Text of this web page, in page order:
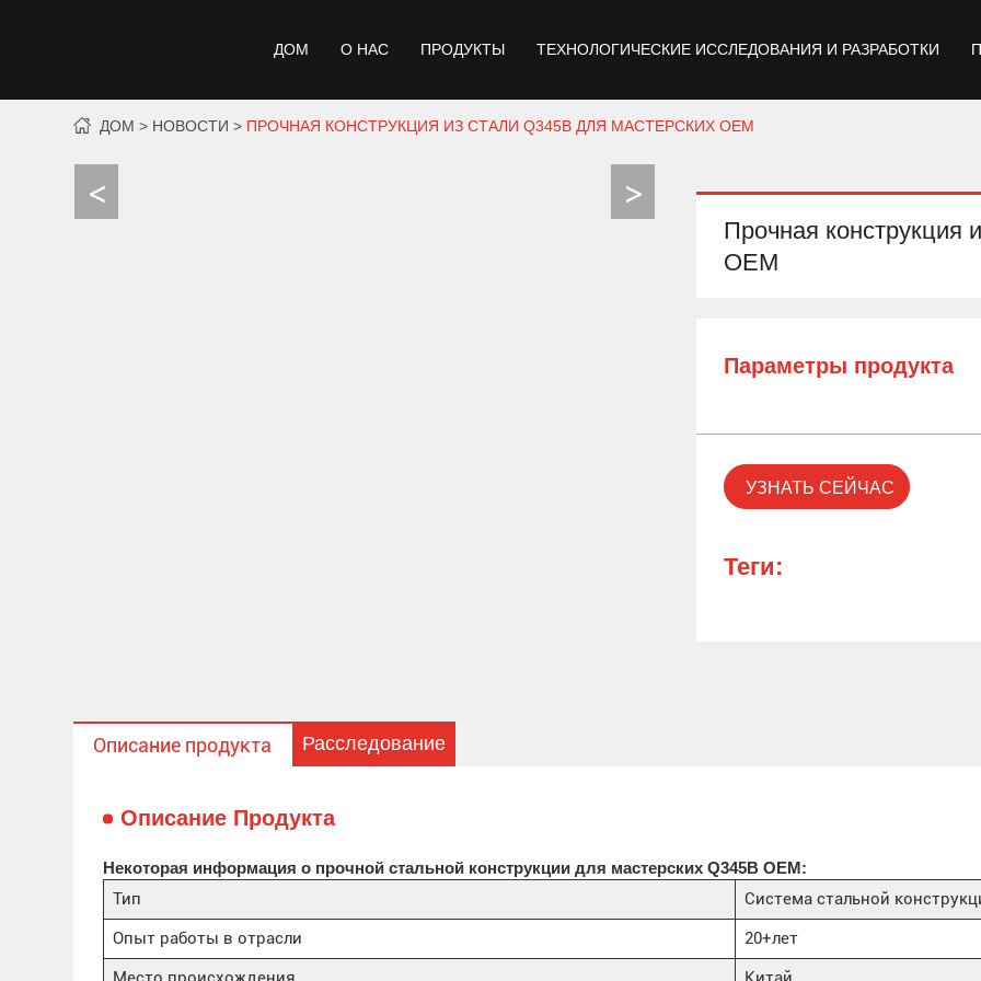
ДОМ О НАС ПРОДУКТЫ ТЕХНОЛОГИЧЕСКИЕ ИССЛЕДОВАНИЯ И РАЗРАБОТКИ
ДОМ НОВОСТИ ПРОЧНАЯ КОНСТРУКЦИЯ ИЗ СТАЛИ Q345B ДЛЯ МАСТЕРСКИХ OEM
Прочная конструкция
OEM
Параметры продукта
УЗНАТЬ СЕЙЧАС
Теги:
Описание продукта Расследование
Описание Продукта
Некоторая информация о прочной стальной конструкции для мастерских Q345B OEM:
Тип
Система стальной
Опыт работы в отрасли
20+лет